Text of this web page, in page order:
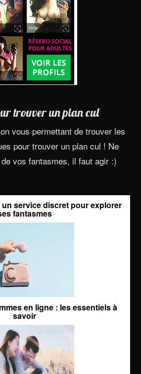
trouver un plan cul
vous permettant de trouver les
pour trouver un plan cul ! Ne
vos fantasmes, il faut agir :)
service discret pour explorer
fantasmes
en ligne : les essentiels à
savoir